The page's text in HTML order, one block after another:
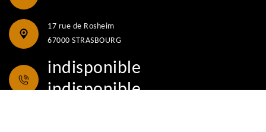
17 rue de Rosheim
67000 STRASBOURG
indisponible
indisponible